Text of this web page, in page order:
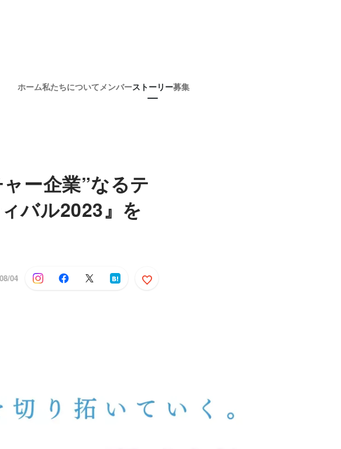
ホーム私たちについて メンバーストーリー募集
ー企業”なるテ
バル2023』を
04